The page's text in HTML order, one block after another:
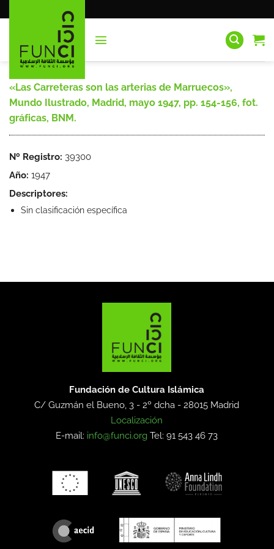
al
«Las Carreteras son las arterias de Marruecos»,
Mundo Ilustrado, Madrid, mayo 1947, pp. 154-156, fot.
gráficas, BNM.
Nº Registro: 39300
Año: 1947
Descriptores:
Sin clasificación específica
Fundación de Cultura Islámica
C/ Guzmán el Bueno, 3 - 2º dcha -28015 Madrid
Localización
E-mail: info@funci.org Tel: 91 543 46 73